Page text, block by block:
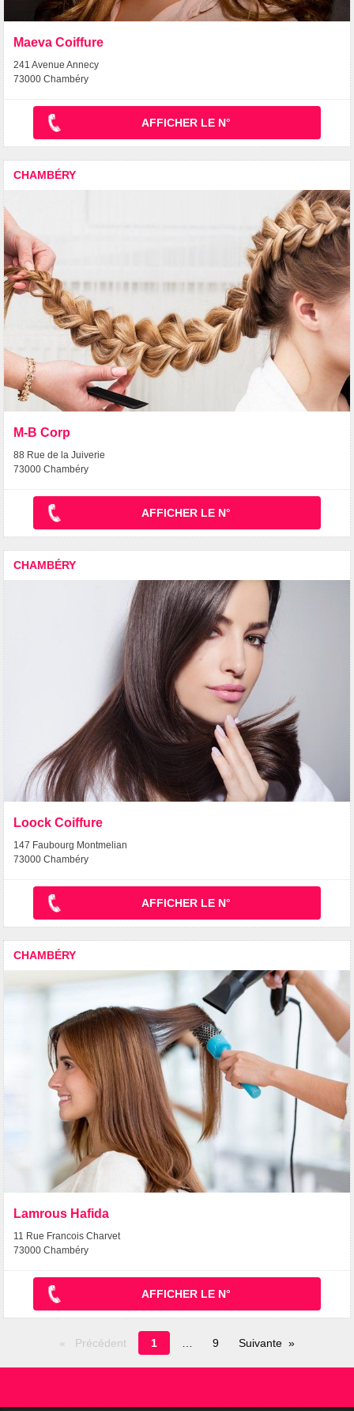
Maeva Coiffure
241 Avenue Annecy
73000 Chambéry
AFFICHER LE N°
CHAMBÉRY
M-B Corp
88 Rue de la Juiverie
73000 Chambéry
AFFICHER LE N°
CHAMBÉRY
Loock Coiffure
147 Faubourg Montmelian
73000 Chambéry
AFFICHER LE N°
CHAMBÉRY
Lamrous Hafida
11 Rue Francois Charvet
73000 Chambéry
AFFICHER LE N°
Précédent
Page
en
1 9 Suivante